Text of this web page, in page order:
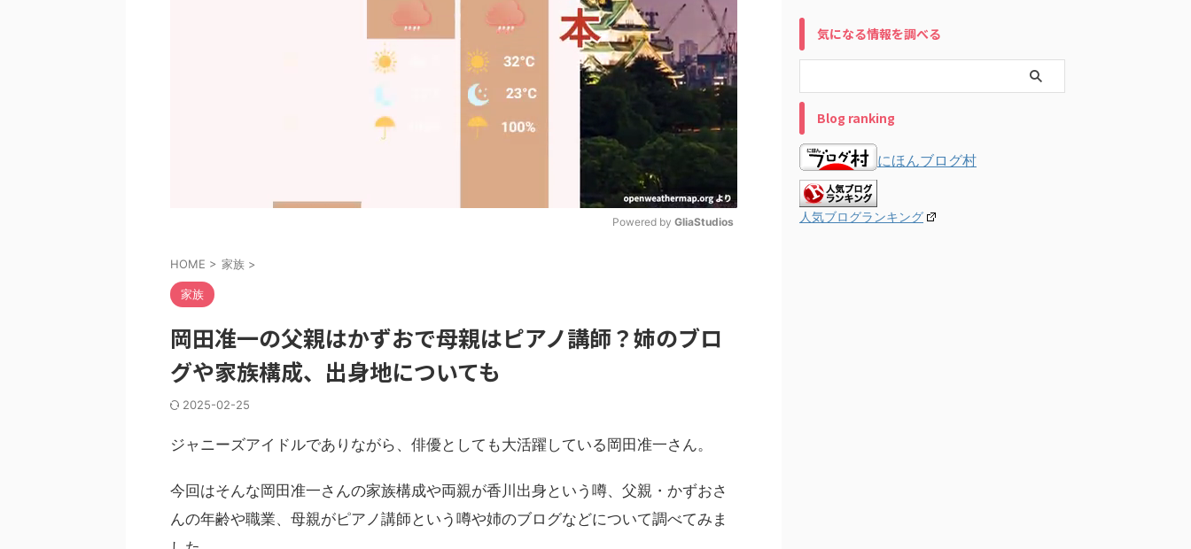
e
Powered by GliaStudios
HOME > 家族 >
家族
岡田准一の父親はかずおで母親はピアノ講師？姉のブロ
グや家族構成、出身地についても
2025-02-25
ジャニーズアイドルでありながら、俳優としても大活躍している岡田准一さん。
今回はそんな岡田准一さんの家族構成や両親が香川出身という噂、父親・かずおさ
んの年齢や職業、母親がピアノ講師という噂や姉のブログなどについて調べてみま
気になる情報を調べる
Blog ranking
にほんブログ村
人気ブログランキング